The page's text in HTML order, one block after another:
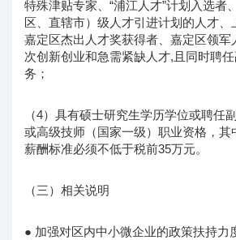
特殊津贴专家、“浦江人才”计划入选者
区、直辖市）级人才引进计划的人才、
嘉定区杰出人才奖获得者、嘉定区领军
次创新创业和急需紧缺人才,且同时聘
务；
（4）具有硕士研究生学历学位或聘任
或高级技师（国家一级）职业资格，其
薪酬标准必须不低于税前35万元。
（三）相关说明
● 加强对区内中小微企业的政策扶持力